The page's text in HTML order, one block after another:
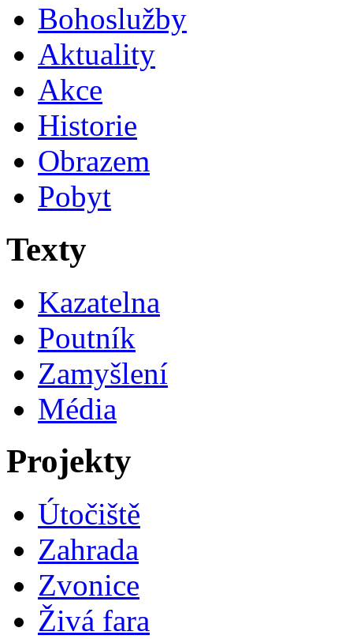
Bohoslužby
Aktuality
Akce
Historie
Obrazem
Pobyt
Texty
Kazatelna
Poutník
Zamyšlení
Média
Projekty
Útočiště
Zahrada
Zvonice
Živá fara